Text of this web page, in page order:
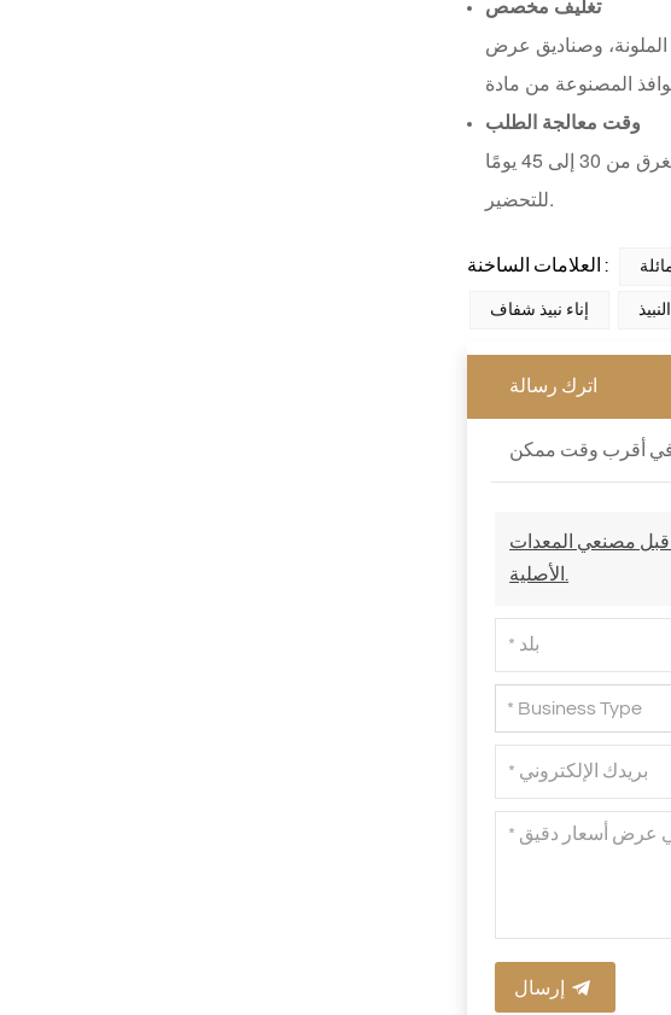
تغليف مخصص
الملونة، وصناديق عرض
وقت معالجة الطلب
مدة التسليم للمنتجات المتوفرة في المخزون تتراوح من 5 إلى 20 يومًا؛ أما بالنسبة لطلبات الإنتاج المخصصة، فتستغرق من 30 إلى 45 يومًا
للتحضير.
العلامات الساخنة :
إناء نبيذ شفاف
اترك رسالة
من قبل مصنعي المعدات
إرسال